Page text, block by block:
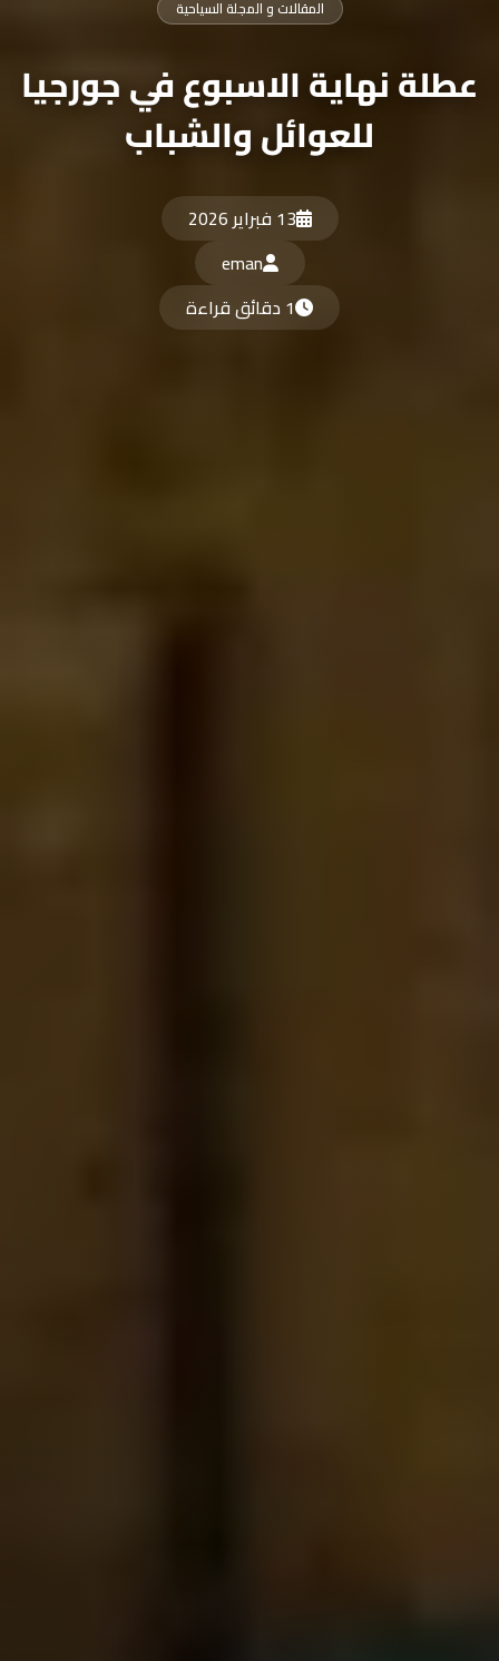
المقالات و المجلة السياحية
عطلة نهاية الاسبوع في جورجيا
للعوائل والشباب
13 فبراير 2026
eman
1 دقائق قراءة